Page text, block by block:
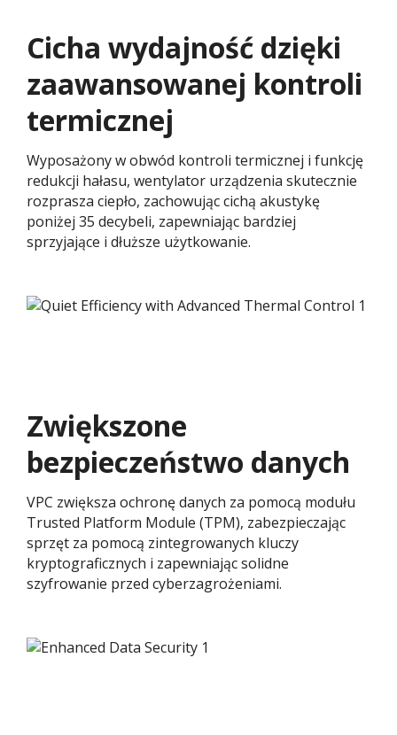
Cicha wydajność dzięki
zaawansowanej kontroli
termicznej
Wyposażony w obwód kontroli termicznej i funkcję
redukcji hałasu, wentylator urządzenia skutecznie
rozprasza ciepło, zachowując cichą akustykę
poniżej 35 decybeli, zapewniając bardziej
sprzyjające i dłuższe użytkowanie.
Zwiększone
bezpieczeństwo danych
VPC zwiększa ochronę danych za pomocą modułu
Trusted Platform Module (TPM), zabezpieczając
sprzęt za pomocą zintegrowanych kluczy
kryptograficznych i zapewniając solidne
szyfrowanie przed cyberzagrożeniami.